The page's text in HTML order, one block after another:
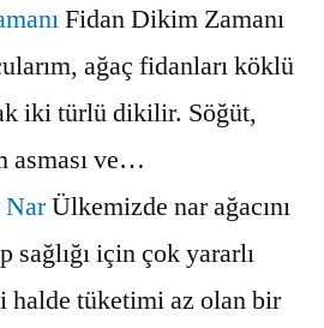
Fidan Dikim Zamanı
ağaç fidanları köklü
iki türlü dikilir. Söğüt,
asması ve…
Ülkemizde nar ağacını
sağlığı için çok yararlı
tüketimi az olan bir